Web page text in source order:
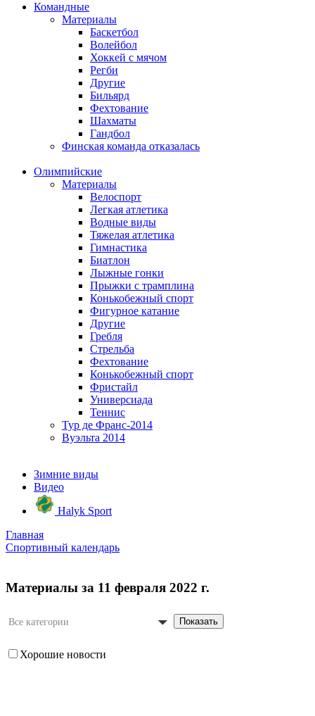
Командные
Материалы
Баскетбол
Волейбол
Хоккей с мячом
Регби
Другие
Бильярд
Фехтование
Шахматы
Гандбол
Финская команда отказалась
Олимпийские
Материалы
Велоспорт
Легкая атлетика
Водные виды
Тяжелая атлетика
Гимнастика
Биатлон
Лыжные гонки
Прыжки с трамплина
Конькобежный спорт
Фигурное катание
Другие
Гребля
Стрельба
Фехтование
Конькобежный спорт
Фристайл
Универсиада
Теннис
Тур де Франс-2014
Вуэльта 2014
Зимние виды
Видео
Halyk Sport
Главная
Спортивный календарь
Материалы за 11 февраля 2022 г.
Все категории Показать
Хорошие новости